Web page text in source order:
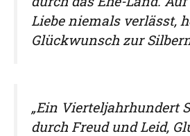
Liebe niemals verlässt,
Glückwunsch zur
„Ein Vierteljahrhundert
durch Freud und Leid,